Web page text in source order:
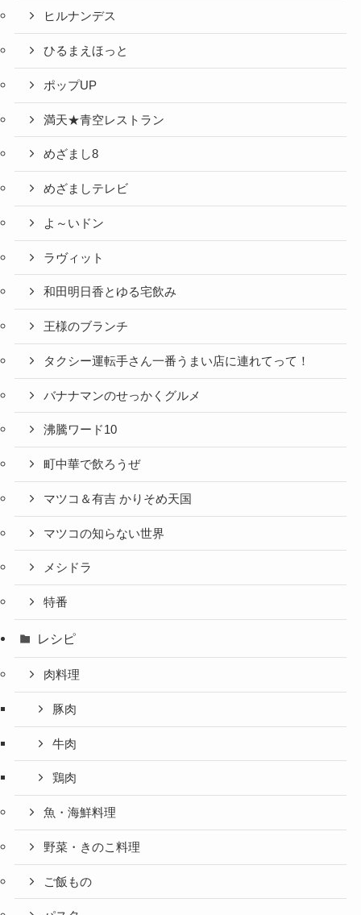
ヒルナンデス
ひるまえほっと
ポップUP
満天★青空レストラン
めざまし8
めざましテレビ
よ～いドン
ラヴィット
和田明日香とゆる宅飲み
王様のブランチ
タクシー運転手さん一番うまい店に連れてって！
バナナマンのせっかくグルメ
沸騰ワード10
町中華で飲ろうぜ
マツコ＆有吉 かりそめ天国
マツコの知らない世界
メシドラ
特番
レシピ
肉料理
豚肉
牛肉
鶏肉
魚・海鮮料理
野菜・きのこ料理
ご飯もの